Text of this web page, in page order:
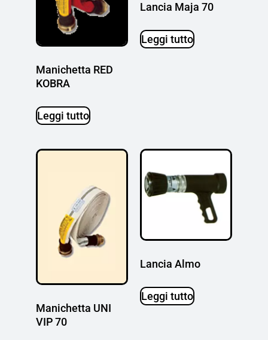
Manichetta RED
KOBRA
Leggi tutto
Lancia Maja 70
Leggi tutto
Manichetta UNI
VIP 70
Lancia Almo
Leggi tutto